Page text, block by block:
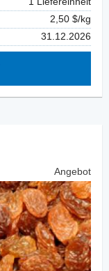
2,50 $/kg
31.12.2026
Angebot